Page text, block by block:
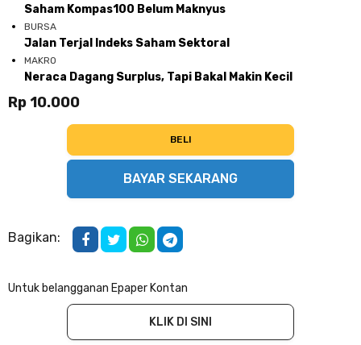
Saham Kompas100 Belum Maknyus
BURSA
Jalan Terjal Indeks Saham Sektoral
MAKRO
Neraca Dagang Surplus, Tapi Bakal Makin Kecil
Rp 10.000
BELI
BAYAR SEKARANG
Bagikan:
Untuk belangganan Epaper Kontan
KLIK DI SINI